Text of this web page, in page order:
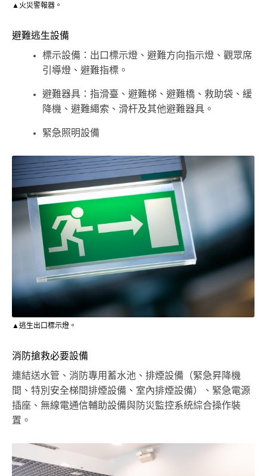
▲火災警報器。
避難逃生設備
標示設備：出口標示燈、避難方向指示燈、觀眾席
引導燈、避難指標。
避難器具：指滑臺、避難梯、避難橋、救助袋、緩
降機、避難繩索、滑杆及其他避難器具。
緊急照明設備
▲逃生出口標示燈。
消防搶救必要設備
連結送水管、消防專用蓄水池、排煙設備（緊急昇降機
間、特別安全梯間排煙設備、室內排煙設備）、緊急電源
插座、無線電通信輔助設備與防災監控系統綜合操作裝
置。